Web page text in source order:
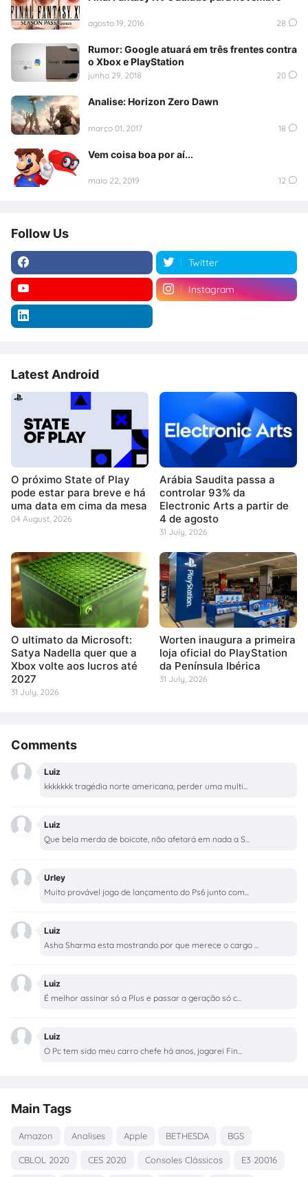
agosto 19, 2016 28
Rumor: Google atuará em três frentes contra
o Xbox e PlayStation
junho 29, 2018 20
Analise: Horizon Zero Dawn
março 01, 2017 18
Vem coisa boa por aí...
maio 22, 2019 12
Follow Us
Twitter
Instagram
Latest Android
O próximo State of Play
pode estar para breve e há
uma data em cima da mesa
04 August, 2026
Arábia Saudita passa a
controlar 93% da
Electronic Arts a partir de
4 de agosto
31 July, 2026
O ultimato da Microsoft:
Satya Nadella quer que a
Xbox volte aos lucros até
2027
31 July, 2026
Worten inaugura a primeira
loja oficial do PlayStation
da Península Ibérica
31 July, 2026
Comments
Luiz
kkkkkkk tragédia norte americana, perder uma multi...
Luiz
Que bela merda de boicote, não afetará em nada a S...
Urley
Muito provável jogo de lançamento do Ps6 junto com...
Luiz
Asha Sharma esta mostrando por que merece o cargo ...
Luiz
É melhor assinar só a Plus e passar a geração só c...
Luiz
O Pc tem sido meu carro chefe há anos, jogarei Fin...
Main Tags
Amazon Analises Apple BETHESDA BGS
CBLOL 2020 CES 2020 Consoles Clássicos E3 20016